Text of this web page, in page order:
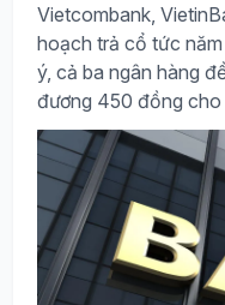
Vietcombank,
hoạch trả cổ tức
ý, cả ba ngân hàng
đương 450 đồng cho